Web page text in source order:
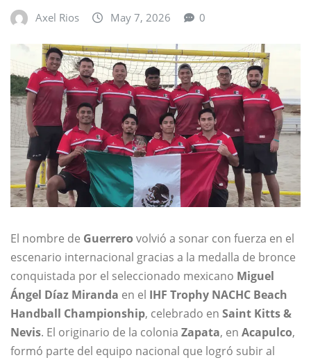
Axel Rios May 7, 2026 0
El nombre de Guerrero volvió a sonar con fuerza en el
escenario internacional gracias a la medalla de bronce
conquistada por el seleccionado mexicano Miguel
Ángel Díaz Miranda en el IHF Trophy NACHC Beach
Handball Championship, celebrado en Saint Kitts &
Nevis. El originario de la colonia Zapata, en Acapulco,
formó parte del equipo nacional que logró subir al